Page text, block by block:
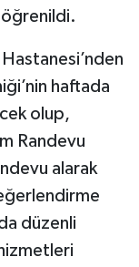
Hastanesi’nden
haftada
olup,
Randevu
alarak
düzenli